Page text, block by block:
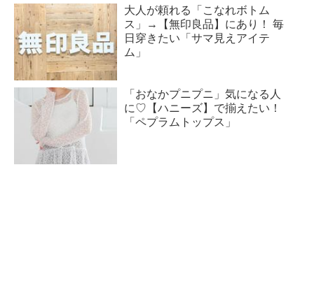
大人が頼れる「こなれボトム
ス」→【無印良品】にあり！ 毎
日穿きたい「サマ見えアイテ
ム」
「おなかプニプニ」気になる人
に♡【ハニーズ】で揃えたい！
「ペプラムトップス」